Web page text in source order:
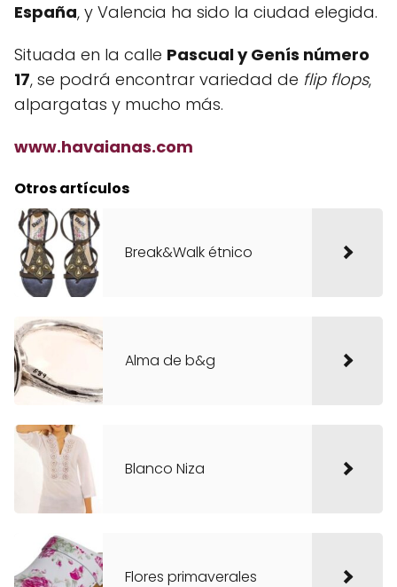
España, y Valencia ha sido la ciudad elegida.
Situada en la calle Pascual y Genís número
17, se podrá encontrar variedad de flip flops,
alpargatas y mucho más.
www.havaianas.com
Otros artículos
Break&Walk étnico
Alma de b&g
Blanco Niza
Flores primaverales